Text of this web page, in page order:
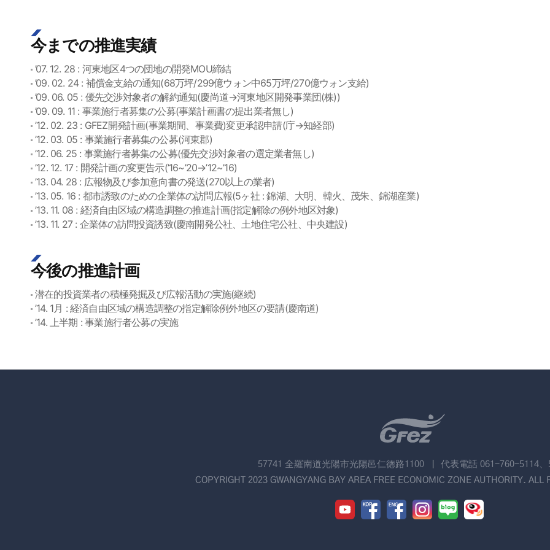
今までの推進実績
’07. 12. 28 : 河東地区4つの団地の開発MOU締結
’09. 02. 24 : 補償金支給の通知(68万坪/299億ウォン中65万坪/270億ウォン支給)
’09. 06. 05 : 優先交渉対象者の解約通知(慶尚道→河東地区開発事業団(株))
’09. 09. 11 : 事業施行者募集の公募(事業計画書の提出業者無し)
’12. 02. 23 : GFEZ開発計画(事業期間、事業費)変更承認申請(庁→知経部)
’12. 03. 05 : 事業施行者募集の公募(河東郡)
’12. 06. 25 : 事業施行者募集の公募(優先交渉対象者の選定業者無し)
’12. 12. 17 : 開発計画の変更告示(’16~’20→’12~’16)
’13. 04. 28 : 広報物及び参加意向書の発送(270以上の業者)
’13. 05. 16 : 都市誘致のための企業体の訪問広報(5ヶ社 : 錦湖、大明、韓火、茂朱、錦湖産業)
’13. 11. 08 : 経済自由区域の構造調整の推進計画(指定解除の例外地区対象)
’13. 11. 27 : 企業体の訪問投資誘致(慶南開発公社、土地住宅公社、中央建設)
今後の推進計画
潜在的投資業者の積極発掘及び広報活動の実施(継続)
’14. 1月 : 経済自由区域の構造調整の指定解除例外地区の要請(慶南道)
’14. 上半期 : 事業施行者公募の実施
57741 全羅南道光陽市光陽邑仁徳路1100
代表電話 061-760-5114、
COPYRIGHT 2023 GWANGYANG BAY AREA FREE ECONOMIC ZONE AUTHORITY. ALL